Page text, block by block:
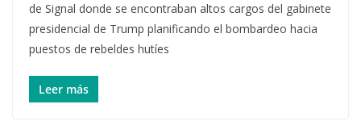
de Signal donde se encontraban altos cargos del gabinete
presidencial de Trump planificando el bombardeo hacia
puestos de rebeldes hutíes
Leer más